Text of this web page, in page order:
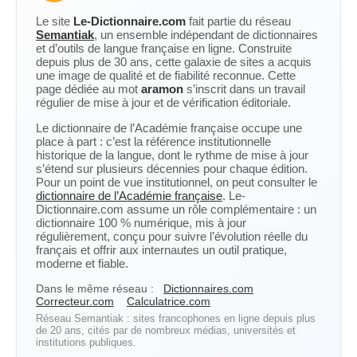
Le site Le-Dictionnaire.com fait partie du réseau
Semantiak, un ensemble indépendant de dictionnaires
et d’outils de langue française en ligne. Construite
depuis plus de 30 ans, cette galaxie de sites a acquis
une image de qualité et de fiabilité reconnue. Cette
page dédiée au mot aramon s’inscrit dans un travail
régulier de mise à jour et de vérification éditoriale.
Le dictionnaire de l’Académie française occupe une
place à part : c’est la référence institutionnelle
historique de la langue, dont le rythme de mise à jour
s’étend sur plusieurs décennies pour chaque édition.
Pour un point de vue institutionnel, on peut consulter le
dictionnaire de l’Académie française. Le-
Dictionnaire.com assume un rôle complémentaire : un
dictionnaire 100 % numérique, mis à jour
régulièrement, conçu pour suivre l’évolution réelle du
français et offrir aux internautes un outil pratique,
moderne et fiable.
Dans le même réseau :
Dictionnaires.com
Correcteur.com
Calculatrice.com
Réseau Semantiak : sites francophones en ligne depuis plus
de 20 ans, cités par de nombreux médias, universités et
institutions publiques.